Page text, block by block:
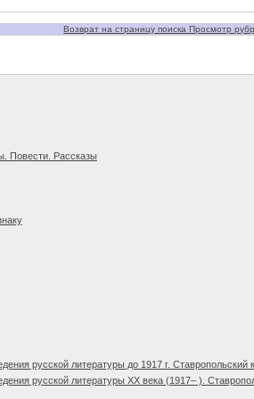
Возврат на страницу поиска Просмотр
Повести. Рассказы
русской литературы до 1917 г. Ставропольский
русской литературы XX века (1917– ).